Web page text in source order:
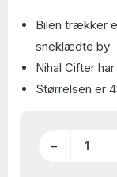
Bilen trækker
sneklædte by
Nihal Cifter
Størrelsen er
−